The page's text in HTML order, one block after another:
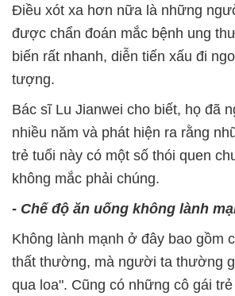
Điều xót xa hơn nữa là những
được chẩn đoán mắc bệnh ung
biến rất nhanh, diễn tiến xấu đi
tượng.
Bác sĩ Lu Jianwei cho biết, họ đã
nhiều năm và phát hiện ra rằng
trẻ tuổi này có một số thói quen
không mắc phải chúng.
- Chế độ ăn uống không lành
Không lành mạnh ở đây bao gồm
thất thường, mà người ta thường
qua loa". Cũng có những cô gái